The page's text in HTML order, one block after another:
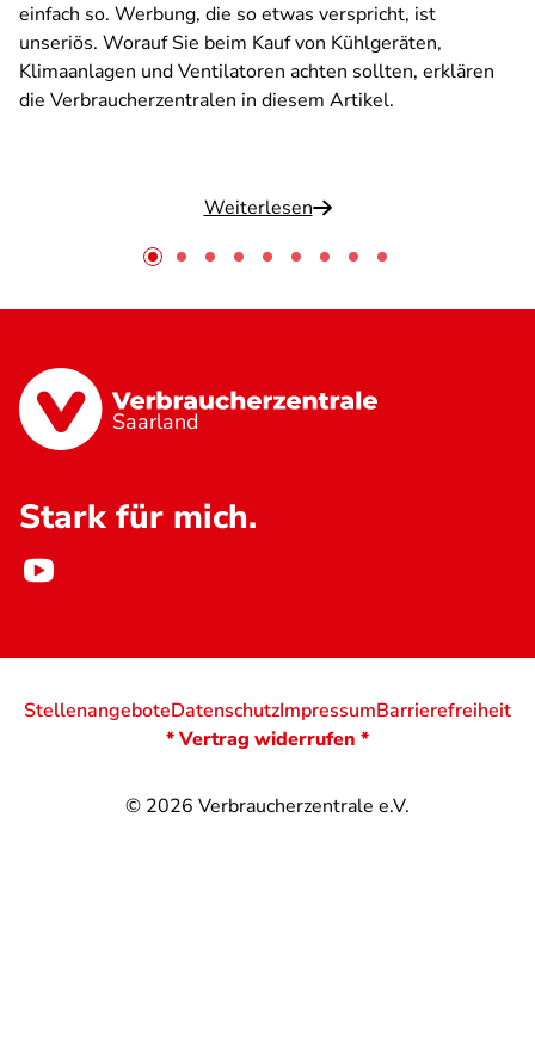
einfach so. Werbung, die so etwas verspricht, ist
unseriös. Worauf Sie beim Kauf von Kühlgeräten,
Klimaanlagen und Ventilatoren achten sollten, erklären
die Verbraucherzentralen in diesem Artikel.
Weiterlesen
Saarland
Stark für mich.
© 2026 Verbraucherzentrale e.V.
StellenangeboteDatenschutzImpressumBarrierefreiheit
* Vertrag widerrufen *